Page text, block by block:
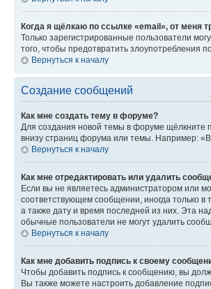
Когда я щёлкаю по ссылке «email», от меня
Только зарегистрированные пользователи
того, чтобы предотвратить злоупотребления
Вернуться к началу
Создание сообщений
Как мне создать тему в форуме?
Для создания новой темы в форуме щёлкните
внизу страниц форума или темы. Например:
Вернуться к началу
Как мне отредактировать или удалить
Если вы не являетесь администратором или
соответствующем сообщении, иногда только в
а также дату и время последней из них. Эта
обычные пользователи не могут удалить
Вернуться к началу
Как мне добавить подпись к своему
Чтобы добавить подпись к сообщению, вы
Вы также можете настроить добавление